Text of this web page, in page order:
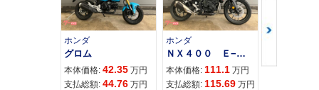
ホンダ
グロム
本体価格: 42.35 万円
支払総額: 44.76 万円
ホンダ
ＮＸ４００ Ｅ−Ｃｌｕｔｃｈ
本体価格: 111.1 万円
支払総額: 115.69 万円